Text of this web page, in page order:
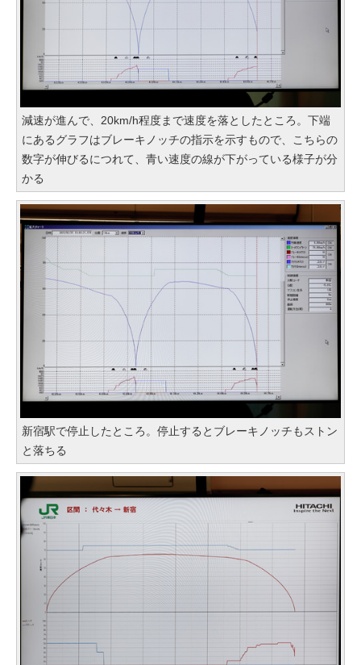
減速が進んで、20km/h程度まで速度を落としたところ。下端
にあるグラフはブレーキノッチの指示を示すもので、こちらの
数字が伸びるにつれて、青い速度の線が下がっている様子が分
かる
新宿駅で停止したところ。停止するとブレーキノッチもストン
と落ちる